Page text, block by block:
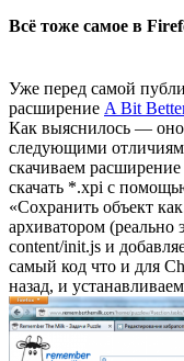
Всё тоже самое в
Уже перед самой
расширение A Bit
Как выяснилось —
следующими
скачиваем
скачать *.xpi с
«Сохранить объект
архиватором (реально
content/init.js и
самый код что и для
назад, и